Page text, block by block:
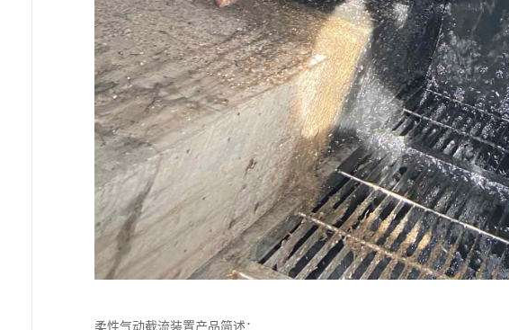
柔性气动截流装置产品简述：